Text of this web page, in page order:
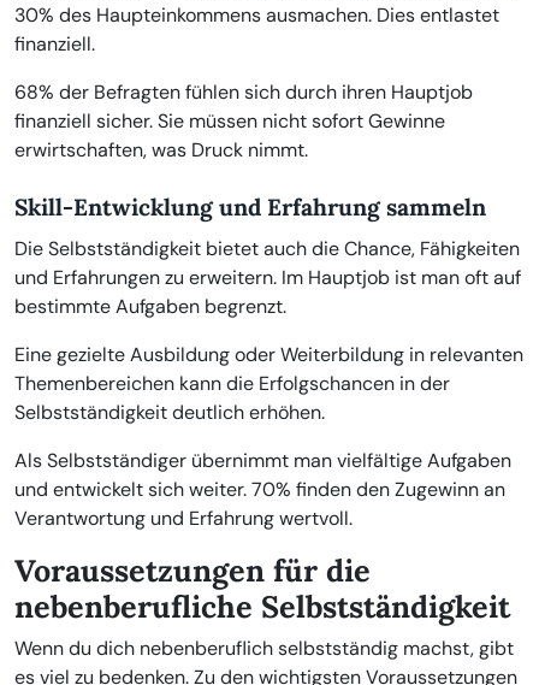
30% des Haupteinkommens ausmachen. Dies entlastet
finanziell.
68% der Befragten fühlen sich durch ihren Hauptjob
finanziell sicher. Sie müssen nicht sofort Gewinne
erwirtschaften, was Druck nimmt.
Skill-Entwicklung und Erfahrung sammeln
Die Selbstständigkeit bietet auch die Chance, Fähigkeiten
und Erfahrungen zu erweitern. Im Hauptjob ist man oft auf
bestimmte Aufgaben begrenzt.
Eine gezielte Ausbildung oder Weiterbildung in relevanten
Themenbereichen kann die Erfolgschancen in der
Selbstständigkeit deutlich erhöhen.
Als Selbstständiger übernimmt man vielfältige Aufgaben
und entwickelt sich weiter. 70% finden den Zugewinn an
Verantwortung und Erfahrung wertvoll.
Voraussetzungen für die
nebenberufliche Selbstständigkeit
Wenn du dich nebenberuflich selbstständig machst, gibt
es viel zu bedenken. Zu den wichtigsten Voraussetzungen